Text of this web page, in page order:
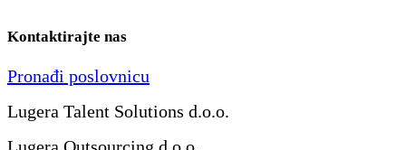
Kontaktirajte nas
Pronađi poslovnicu
Lugera Talent Solutions d.o.o.